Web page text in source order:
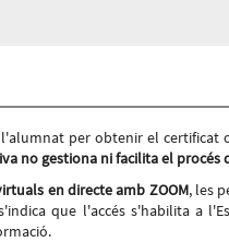
15:00h - 19:30h
15:00h - 19:30h
15:00h - 19:30h
15:00h - 19:30h
per obtenir el certificat
no gestiona ni facilita el
en directe amb ZOOM, les
que l'accés s'habilita a